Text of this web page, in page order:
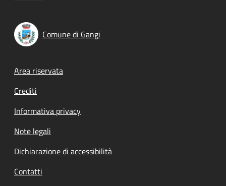
Comune di Gangi
Footer menu
Area riservata
Crediti
Informativa privacy
Note legali
Dichiarazione di accessibilità
Contatti